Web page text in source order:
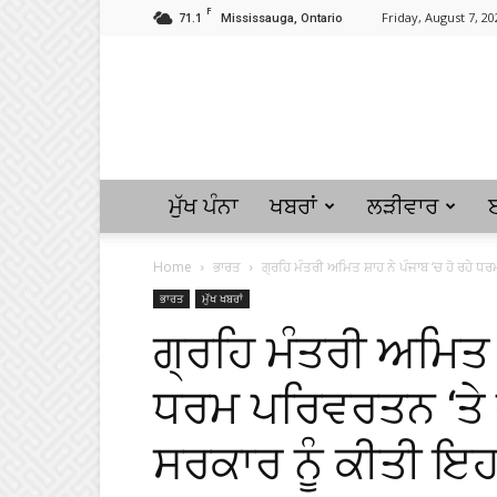
71.1 F
Mississauga, Ontario Friday, August 7,
ਮੁੱਖ ਪੰਨਾ ਖਬਰਾਂ ਲੜੀਵਾਰ
Home ਭਾਰਤ ਗ੍ਰਹਿ ਮੰਤਰੀ ਅਮਿਤ ਸ਼ਾਹ ਨੇ ਪੰਜਾਬ ‘ਚ ਹੋ ਰਹੇ
ਭਾਰਤ ਮੁੱਖ ਖਬਰਾਂ
ਗ੍ਰਹਿ ਮੰਤਰੀ ਅਮਿਤ
ਧਰਮ ਪਰਿਵਰਤਨ ‘ਤੇ
ਸਰਕਾਰ ਨੂੰ ਕੀਤੀ